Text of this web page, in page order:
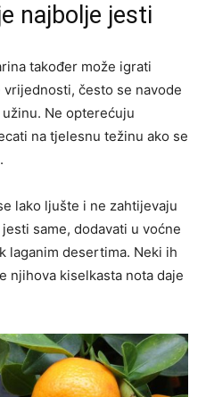
najbolje jesti
također može igrati
često se navode
Ne opterećuju
na tjelesnu težinu ako se
lako ljušte i ne zahtijevaju
same, dodavati u voćne
laganim desertima. Neki ih
njihova kiselkasta nota daje